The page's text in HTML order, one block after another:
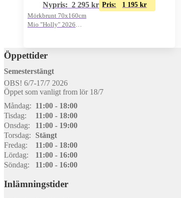
Nypris: 2 295kr Pris: 1 195kr
Mörkbrunt 70x160cm
Mio "Holly" 2026
Öppettider
Semesterstängt
OBS! 6/7-17/7 2026
Öppet som vanligt from lör 18/7
Måndag: 11:00 - 18:00
Tisdag:
11:00 - 18:00
Onsdag:
11:00 - 19:00
Torsdag:
Stängt
Fredag:
11:00 - 18:00
Lördag:
11:00 - 16:00
Söndag:
11:00 - 16:00
Inlämningstider